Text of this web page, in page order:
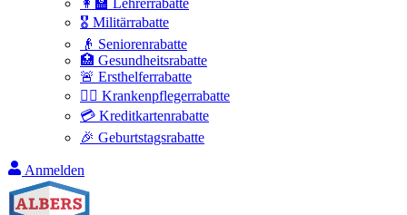
👩‍🏫 Lehrerrabatte
🎖️ Militärrabatte
👴 Seniorenrabatte
🏥 Gesundheitsrabatte
🚨 Ersthelferrabatte
👩‍⚕️ Krankenpflegerrabatte
💳 Kreditkartenrabatte
🎉 Geburtstagsrabatte
Anmelden